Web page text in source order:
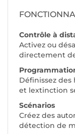
Contrôle à
Activez ou
directement
Définissez
et lextinction
Scénarios
Créez des
détection de